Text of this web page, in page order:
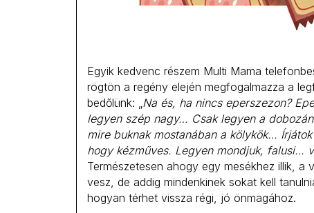
Egyik kedvenc részem Multi Mama
rögtön a regény elején megfogalmazza a
bedőlünk: „ Na és, ha nincs eperszezon?
legyen szép nagy… Csak legyen a
mire buknak mostanában a kölykök…
hogy kézműves. Legyen mondjuk, falusi…
Természetesen ahogy egy mesékhez illik,
vesz, de addig mindenkinek sokat kell
hogyan térhet vissza régi, jó önmagához.